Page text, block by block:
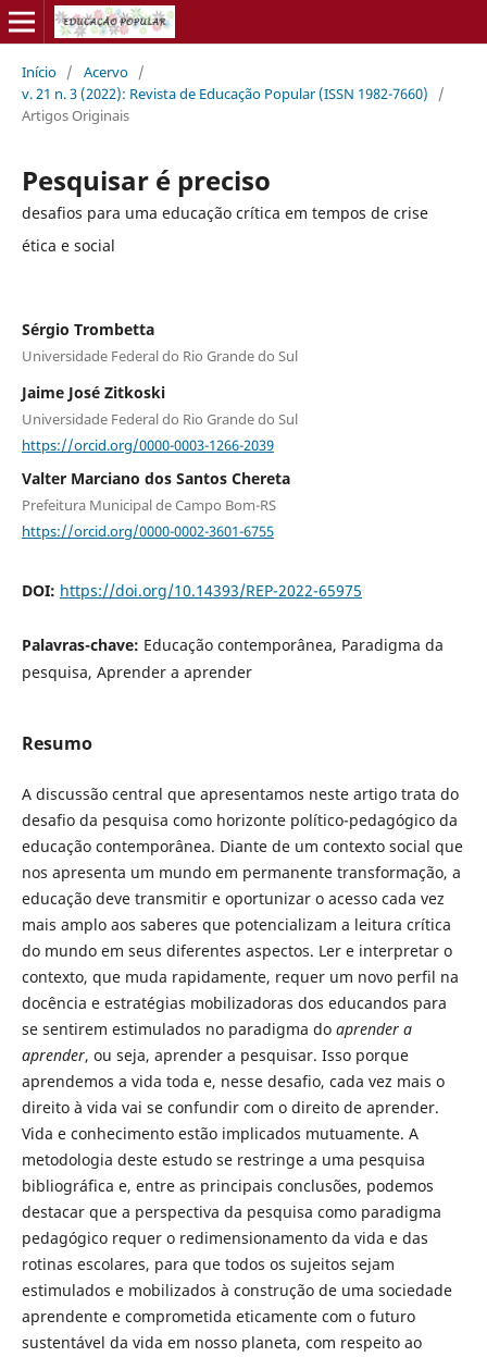
Início / Acervo /
v. 21 n. 3 (2022): Revista de Educação Popular (ISSN 1982-7660)
/
Artigos Originais
Pesquisar é preciso
desafios para uma educação crítica em tempos de crise
ética e social
Sérgio Trombetta
Universidade Federal do Rio Grande do Sul
Jaime José Zitkoski
Universidade Federal do Rio Grande do Sul
https://orcid.org/0000-0003-1266-2039
Valter Marciano dos Santos Chereta
Prefeitura Municipal de Campo Bom-RS
https://orcid.org/0000-0002-3601-6755
DOI: https://doi.org/10.14393/REP-2022-65975
Palavras-chave: Educação contemporânea, Paradigma da
pesquisa, Aprender a aprender
Resumo
A discussão central que apresentamos neste artigo trata do
desafio da pesquisa como horizonte político-pedagógico da
educação contemporânea. Diante de um contexto social que
nos apresenta um mundo em permanente transformação, a
educação deve transmitir e oportunizar o acesso cada vez
mais amplo aos saberes que potencializam a leitura crítica
do mundo em seus diferentes aspectos. Ler e interpretar o
contexto, que muda rapidamente, requer um novo perfil na
docência e estratégias mobilizadoras dos educandos para
se sentirem estimulados no paradigma do aprender a
aprender, ou seja, aprender a pesquisar. Isso porque
aprendemos a vida toda e, nesse desafio, cada vez mais o
direito à vida vai se confundir com o direito de aprender.
Vida e conhecimento estão implicados mutuamente. A
metodologia deste estudo se restringe a uma pesquisa
bibliográfica e, entre as principais conclusões, podemos
destacar que a perspectiva da pesquisa como paradigma
pedagógico requer o redimensionamento da vida e das
rotinas escolares, para que todos os sujeitos sejam
estimulados e mobilizados à construção de uma sociedade
aprendente e comprometida eticamente com o futuro
sustentável da vida em nosso planeta, com respeito ao